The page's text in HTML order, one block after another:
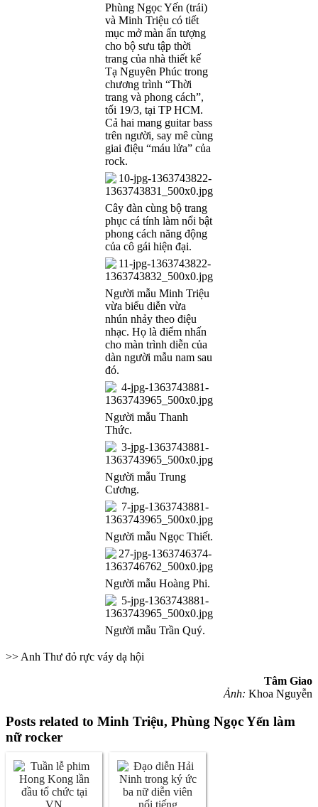
Phùng Ngọc Yến (trái)
và Minh Triệu có tiết
mục mở màn ấn tượng
cho bộ sưu tập thời
trang của nhà thiết kế
Tạ Nguyên Phúc trong
chương trình “Thời
trang và phong cách”,
tối 19/3, tại TP HCM.
Cả hai mang guitar bass
trên người, say mê cùng
giai điệu “máu lửa” của
rock.
Cây đàn cùng bộ trang
phục cá tính làm nổi bật
phong cách năng động
của cô gái hiện đại.
Người mẫu Minh Triệu
vừa biểu diễn vừa
nhún nhảy theo điệu
nhạc. Họ là điểm nhấn
cho màn trình diễn của
dàn người mẫu nam sau
đó.
Người mẫu Thanh
Thức.
Người mẫu Trung
Cương.
Người mẫu Ngọc Thiết.
Người mẫu Hoàng Phi.
Người mẫu Trần Quý.
>> Anh Thư đỏ rực váy dạ hội
Tâm Giao
Ảnh: Khoa Nguyễn
Posts related to Minh Triệu, Phùng Ngọc Yến làm
nữ rocker